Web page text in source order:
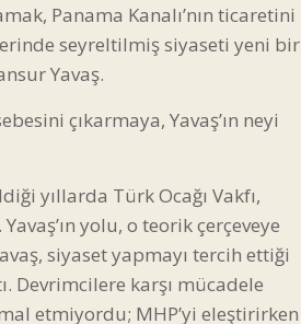
Panama Kanalı’nın ticaretini
seyreltilmiş siyaseti yeni bir
Yavaş.
çıkarmaya, Yavaş’ın neyi
yıllarda Türk Ocağı Vakfı,
yolu, o teorik çerçeveye
siyaset yapmayı tercih ettiği
Devrimcilere karşı mücadele
etmiyordu; MHP’yi eleştirirken